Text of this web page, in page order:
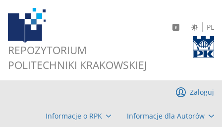
REPOZYTORIUM
POLITECHNIKI KRAKOWSKIEJ
PL
Informacje o RPK Informacje dla Autorów
Zaloguj